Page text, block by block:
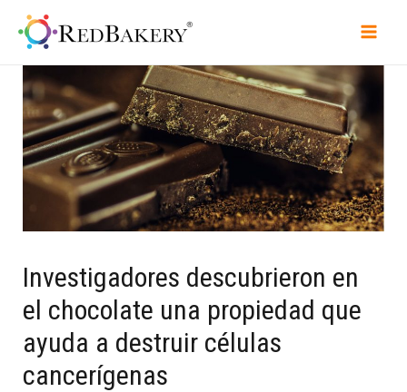
Investigadores descubrieron en
el chocolate una propiedad que
ayuda a destruir células
cancerígenas